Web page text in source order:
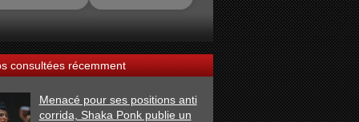
consultées récemment
Menacé pour ses positions anti
corrida, Shaka Ponk publie un